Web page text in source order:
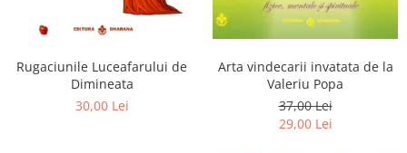
Rugaciunile Luceafarului de
Dimineata
30,00 Lei
Arta vindecarii invatata de la
Valeriu Popa
37,00 Lei
29,00 Lei